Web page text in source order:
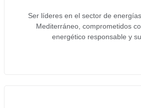
Ser líderes en el sector de
Mediterráneo, comprometidos
energético responsable y